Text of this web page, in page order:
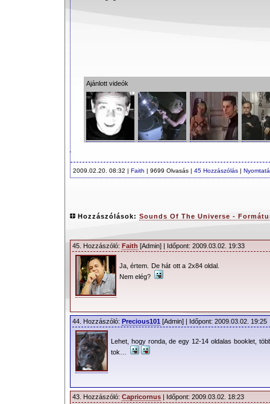
Ajánlott videók
2009.02.20. 08:32 | Faith | 9699 Olvasás | 45 Hozzászólás |
Hozzászólások: Sounds Of The Universe -
45. Hozzászóló: Faith [Admin] | Időpont: 2009.03.02. 19:33
Ja, értem. De hát ott a 2x84 oldal.
Nem elég?
44. Hozzászóló: Precious101 [Admin] | Időpont: 2009.03.02. 19:25
Lehet, hogy ronda, de egy 12-14 oldalas booklet,
tok…
43. Hozzászóló: Capricornus | Időpont: 2009.03.02. 18:23